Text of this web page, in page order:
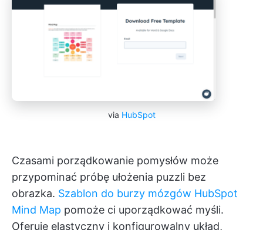
via HubSpot
Czasami porządkowanie pomysłów może
przypominać próbę ułożenia puzzli bez
obrazka. Szablon do burzy mózgów HubSpot
Mind Map pomoże ci uporządkować myśli.
Oferuje elastyczny i konfigurowalny układ,